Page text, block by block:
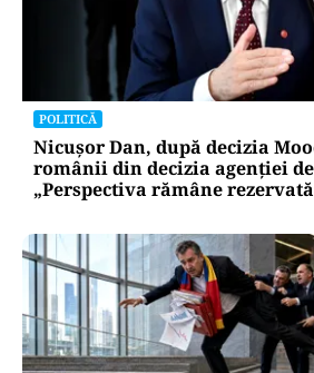
POLITICĂ
Nicușor Dan, după decizia
românii din decizia agenției
„Perspectiva rămâne